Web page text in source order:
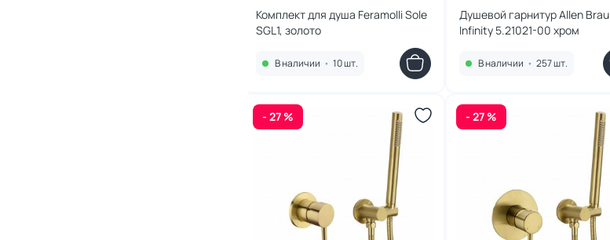
Комплект для душа Feramolli Sole
SGL1, золото
В наличии • 10 шт.
Душевой гарнитур Allen Brau
Infinity 5.21021-00 хром
В наличии • 257 шт.
- 27 % - 27 %